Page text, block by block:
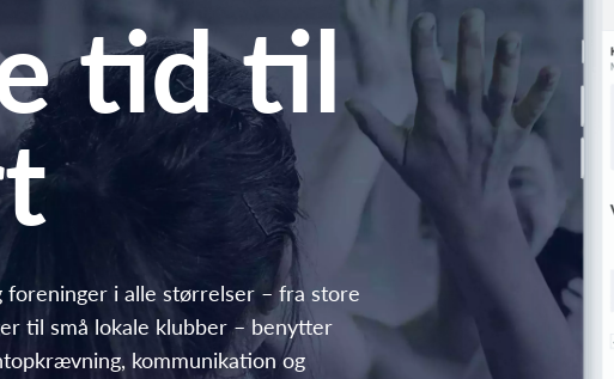
tid til
foreninger i alle størrelser – fra store
til små lokale klubber – benytter
kommunikation og